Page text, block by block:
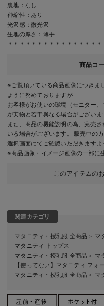
裏地：なし
伸縮性：あり
光沢感：微光沢
生地の厚さ：薄手
＊＊＊＊＊＊＊＊＊＊＊＊＊＊＊＊
商品コ
※ご覧頂いている商品画像につきま
ように努めておりますが、
お客様がお使いの環境（モニター
が実物と若干異なる場合がございま
また、商品の機能説明の為、完売
いる場合がございます。 販売中の
選択画面にてご確認いただきますよ
※商品画像・イメージ画像の一部に
このアイテムの
関連カテゴリ
マタニティ・授乳服 全商品 ＞ マ
マタニティ トップス
マタニティ・授乳服 全商品 ＞ マ
【使ってない】マタニティ フォ
マタニティ・授乳服 全商品 ＞ マ